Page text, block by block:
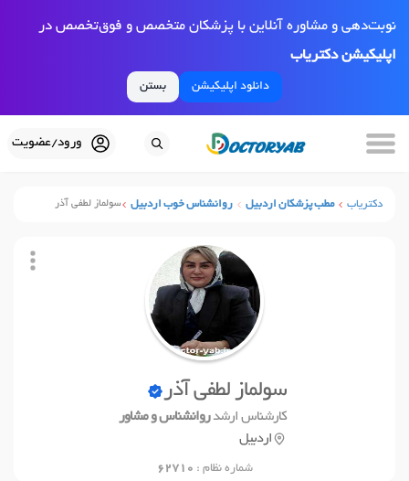
نوبت‌دهی و مشاوره آنلاین با پزشکان متخصص و فوق‌تخصص در
اپلیکیشن دکتریاب
دانلود اپلیکیشن بستن
ورود/عضویت
دکتریاب مطب پزشکان اردبیل روانشناس خوب اردبیل سولماز لطفی آذر
سولماز لطفی آذر
کارشناس ارشدروانشناس و مشاور
اردبیل
شماره نظام : 62710